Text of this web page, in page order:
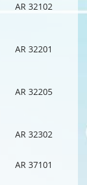
AR 32102
AR 32201
AR 32205
AR 32302
AR 37101